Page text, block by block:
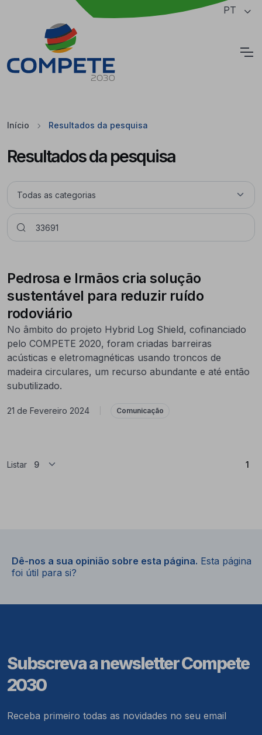
Saltar para o conteúdo principal da página PT
Início Resultados da pesquisa
Resultados da pesquisa
Pedrosa e Irmãos cria solução
sustentável para reduzir ruído
rodoviário
No âmbito do projeto Hybrid Log Shield, cofinanciado
pelo COMPETE 2020, foram criadas barreiras
acústicas e eletromagnéticas usando troncos de
madeira circulares, um recurso abundante e até então
subutilizado.
21 de Fevereiro 2024 Comunicação
Listar 1
Dê-nos a sua opinião sobre esta página. Esta página
foi útil para si?
Subscreva a newsletter Compete
2030
Receba primeiro todas as novidades no seu email